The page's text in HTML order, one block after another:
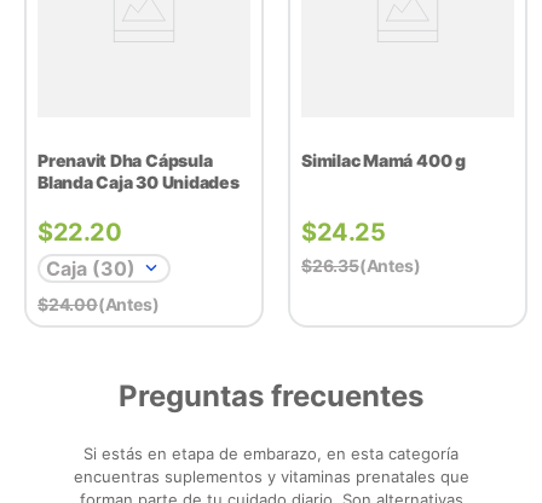
Prenavit Dha Cápsula
Blanda Caja 30 Unidades
$22.20
Caja (30)
$24.00(antes)
Similac Mamá 400 g
$24.25
$26.35(antes)
Preguntas frecuentes
Si estás en etapa de embarazo, en esta categoría
encuentras suplementos y vitaminas prenatales que